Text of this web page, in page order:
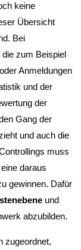
keine
Übersicht
Bei
zum Beispiel
Anmeldungen
und der
der
Gang der
und auch die
muss
daraus
gewinnen. Dafür
und
abzubilden.
zugeordnet,